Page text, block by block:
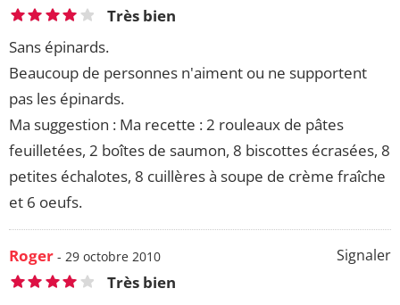
Très bien
Sans épinards.
Beaucoup de personnes n'aiment ou ne supportent
pas les épinards.
Ma suggestion : Ma recette : 2 rouleaux de pâtes
feuilletées, 2 boîtes de saumon, 8 biscottes écrasées, 8
petites échalotes, 8 cuillères à soupe de crème fraîche
et 6 oeufs.
Signaler
Roger - 29 octobre 2010
Très bien